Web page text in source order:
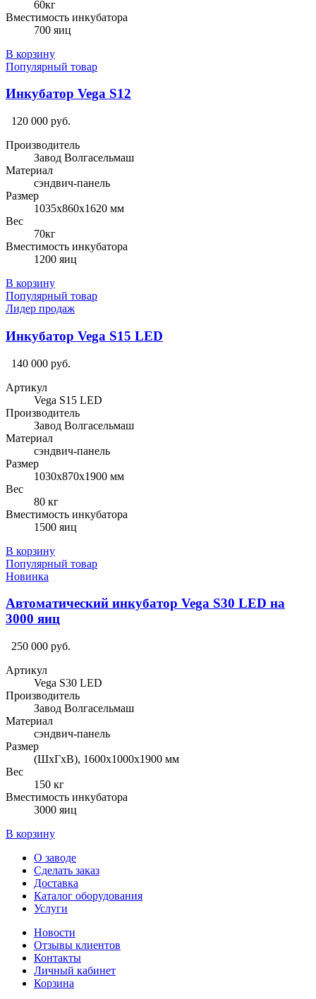
60кг
Вместимость инкубатора
700 яиц
В корзину
Популярный товар
Инкубатор Vega S12
120 000 руб.
Производитель
Завод Волгасельмаш
Материал
сэндвич-панель
Размер
1035х860х1620 мм
Вес
70кг
Вместимость инкубатора
1200 яиц
В корзину
Популярный товар
Лидер продаж
Инкубатор Vega S15 LED
140 000 руб.
Артикул
Vega S15 LED
Производитель
Завод Волгасельмаш
Материал
сэндвич-панель
Размер
1030х870х1900 мм
Вес
80 кг
Вместимость инкубатора
1500 яиц
В корзину
Популярный товар
Новинка
Автоматический инкубатор Vega S30 LED на
3000 яиц
250 000 руб.
Артикул
Vega S30 LED
Производитель
Завод Волгасельмаш
Материал
сэндвич-панель
Размер
(ШхГхВ), 1600х1000х1900 мм
Вес
150 кг
Вместимость инкубатора
3000 яиц
В корзину
О заводе
Сделать заказ
Доставка
Каталог оборудования
Услуги
Новости
Отзывы клиентов
Контакты
Личный кабинет
Корзина